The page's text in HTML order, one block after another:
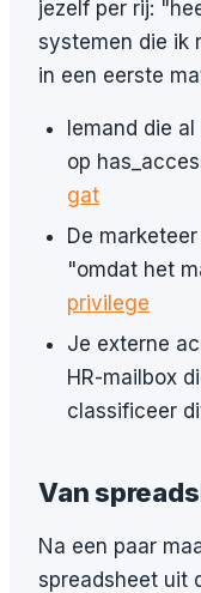
jezelf per rij:
systemen die ik
in een eerste
Iemand die
op
gat
De
"omdat het
privilege
Je externe
HR-mailbox
classificeer
Van
Na een paar
spreadsheet uit